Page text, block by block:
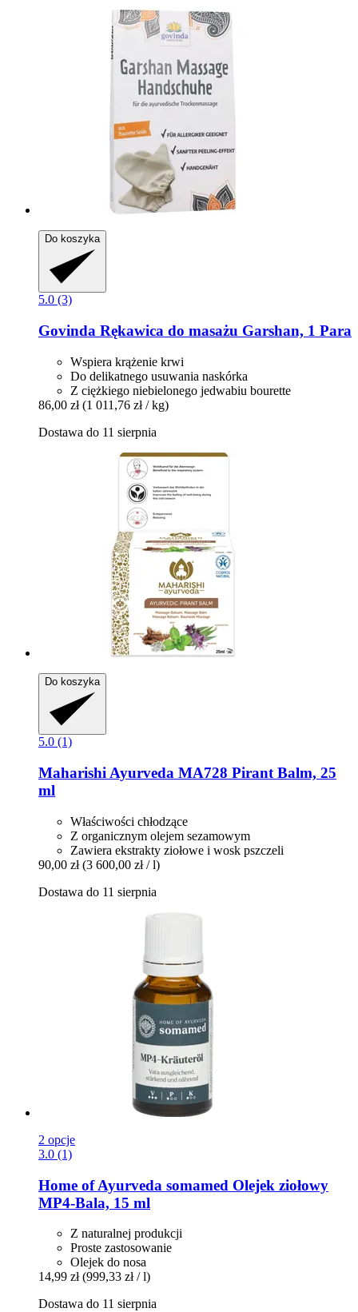
Do koszyka
5.0 (3)
Govinda Rękawica do masażu Garshan, 1 Para
Wspiera krążenie krwi
Do delikatnego usuwania naskórka
Z ciężkiego niebielonego jedwabiu bourette
86,00 zł (1 011,76 zł / kg)
Dostawa do 11 sierpnia
Do koszyka
5.0 (1)
Maharishi Ayurveda MA728 Pirant Balm, 25
ml
Właściwości chłodzące
Z organicznym olejem sezamowym
Zawiera ekstrakty ziołowe i wosk pszczeli
90,00 zł (3 600,00 zł / l)
Dostawa do 11 sierpnia
2 opcje
3.0 (1)
Home of Ayurveda somamed Olejek ziołowy
MP4-​Bala, 15 ml
Z naturalnej produkcji
Proste zastosowanie
Olejek do nosa
14,99 zł (999,33 zł / l)
Dostawa do 11 sierpnia